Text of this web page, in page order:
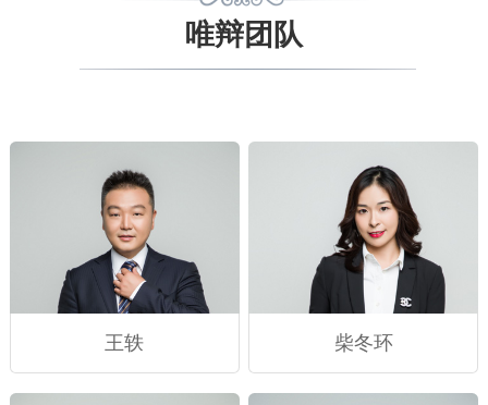
唯辩团队
王轶 柴冬环